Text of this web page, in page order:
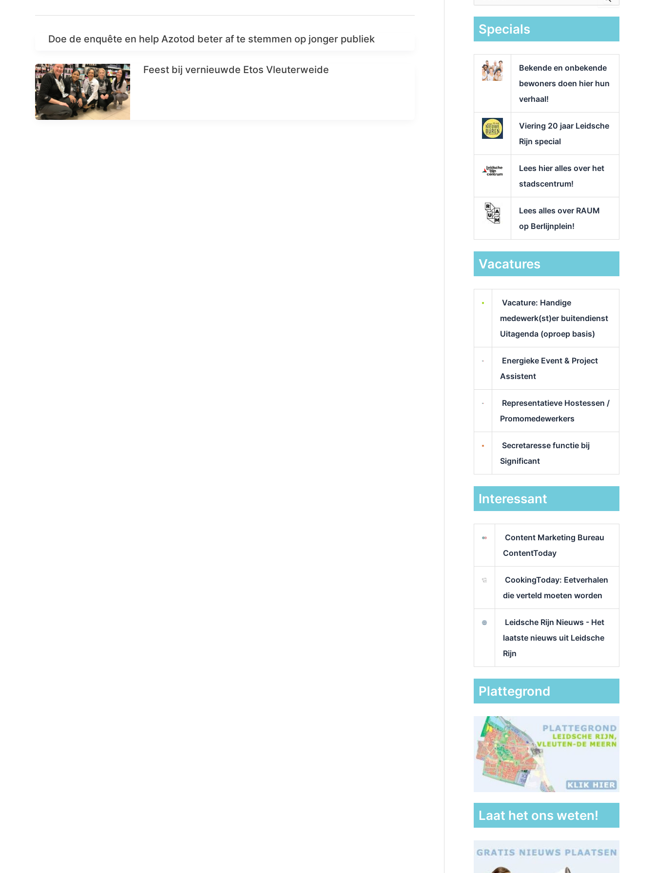
Doe de enquête en help Azotod beter af te stemmen op jonger publiek
Feest bij vernieuwde Etos Vleuterweide
k
Specials
Bekende en onbekende
bewoners doen hier hun
verhaal!
Viering 20 jaar Leidsche
Rijn special
Lees hier alles over het
stadscentrum!
Lees alles over RAUM
op Berlijnplein!
Vacatures
Vacature: Handige
medewerk(st)er buitendienst
Uitagenda (oproep basis)
Energieke Event & Project
Assistent
Representatieve Hostessen /
Promomedewerkers
Secretaresse functie bij
Significant
Interessant
Content Marketing Bureau
ContentToday
CookingToday: Eetverhalen
die verteld moeten worden
Leidsche Rijn Nieuws - Het
laatste nieuws uit Leidsche
Rijn
Plattegrond
Laat het ons weten!